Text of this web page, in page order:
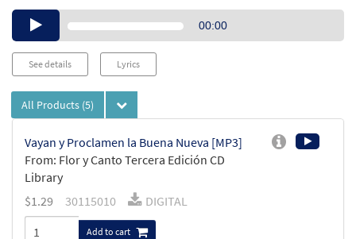
Audio00:00
See details Lyrics
All Products (5)
Vayan y Proclamen la Buena Nueva [MP3]
From: Flor y Canto Tercera Edición CD
Library
$1.29 30115010 DIGITAL
Add to cart